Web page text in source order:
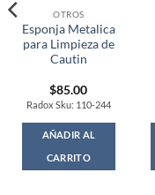
OTROS
Esponja Metalica
para Limpieza de
Cautin
$85.00
Radox Sku: 110-244
AÑADIR AL
CARRITO